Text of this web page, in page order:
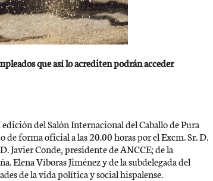
que así lo acrediten podrán acceder
del Salón Internacional del Caballo de Pura
de forma oficial a las 20.00 horas por el Excm. Sr. D.
Javier Conde, presidente de ANCCE; de la
Elena Víboras Jiménez y de la subdelegada del
de la vida política y social hispalense.